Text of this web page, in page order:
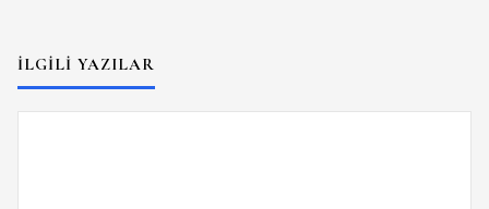
İLGILI YAZILAR